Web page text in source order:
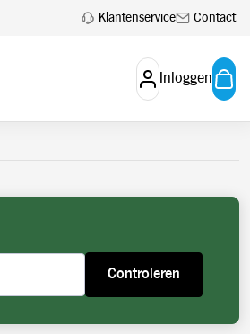
Klantenservice Contact
Inloggen
Controleren